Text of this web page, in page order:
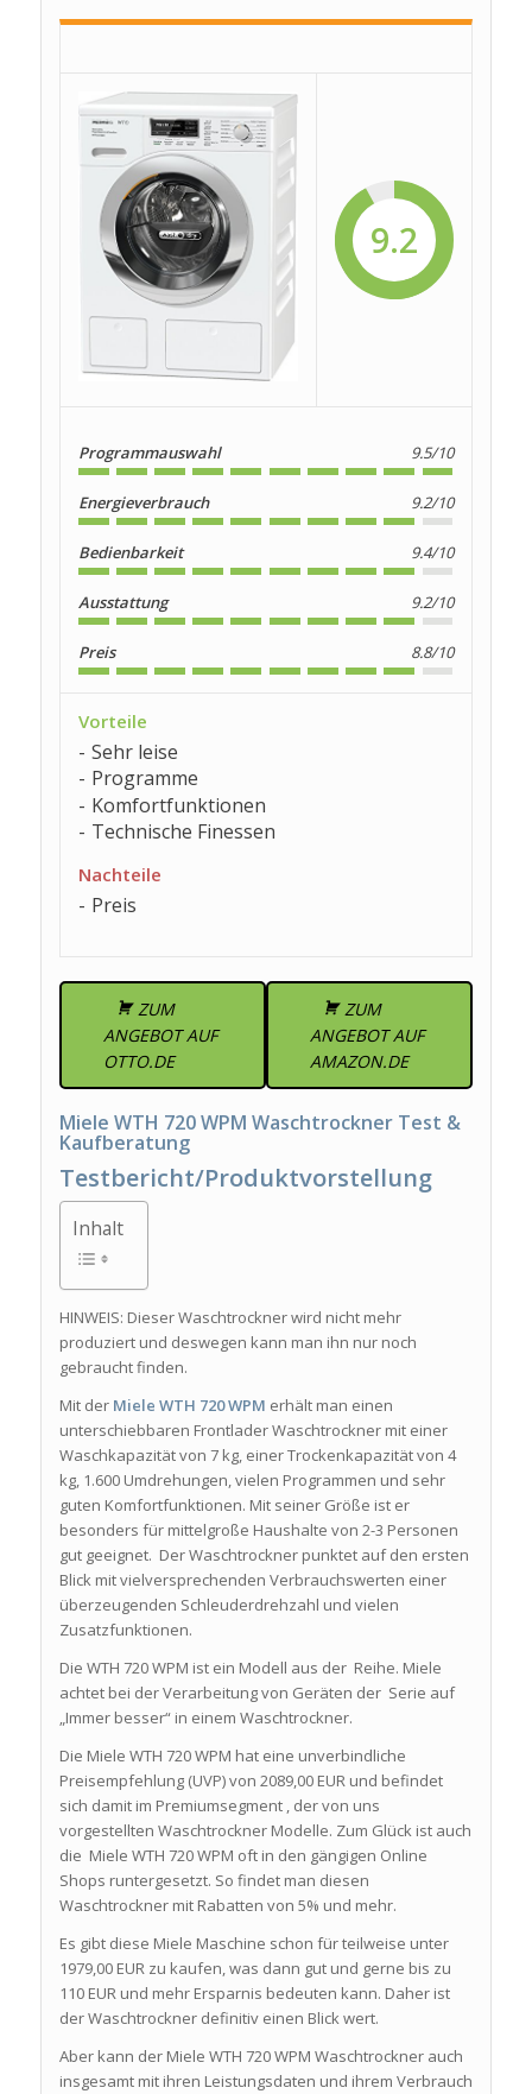
9.2
Programmauswahl 9.5/10
Energieverbrauch 9.2/10
Bedienbarkeit 9.4/10
Ausstattung 9.2/10
Preis 8.8/10
Vorteile
Sehr leise
Programme
Komfortfunktionen
Technische Finessen
Nachteile
Preis
ZUM
ANGEBOT AUF
OTTO.DE
ZUM
ANGEBOT AUF
AMAZON.DE
Miele WTH 720 WPM Waschtrockner Test &
Kaufberatung
Testbericht/Produktvorstellung
Inhalt
HINWEIS: Dieser Waschtrockner wird nicht mehr
produziert und deswegen kann man ihn nur noch
gebraucht finden.
Mit der Miele WTH 720 WPM erhält man einen
unterschiebbaren Frontlader Waschtrockner mit einer
Waschkapazität von 7 kg, einer Trockenkapazität von 4
kg, 1.600 Umdrehungen, vielen Programmen und sehr
guten Komfortfunktionen. Mit seiner Größe ist er
besonders für mittelgroße Haushalte von 2-3 Personen
gut geeignet. Der Waschtrockner punktet auf den ersten
Blick mit vielversprechenden Verbrauchswerten einer
überzeugenden Schleuderdrehzahl und vielen
Zusatzfunktionen.
Die WTH 720 WPM ist ein Modell aus der Reihe. Miele
achtet bei der Verarbeitung von Geräten der Serie auf
„Immer besser“ in einem Waschtrockner.
Die Miele WTH 720 WPM hat eine unverbindliche
Preisempfehlung (UVP) von 2089,00 EUR und befindet
sich damit im Premiumsegment , der von uns
vorgestellten Waschtrockner Modelle. Zum Glück ist auch
die Miele WTH 720 WPM oft in den gängigen Online
Shops runtergesetzt. So findet man diesen
Waschtrockner mit Rabatten von 5% und mehr.
Es gibt diese Miele Maschine schon für teilweise unter
1979,00 EUR zu kaufen, was dann gut und gerne bis zu
110 EUR und mehr Ersparnis bedeuten kann. Daher ist
der Waschtrockner definitiv einen Blick wert.
Aber kann der Miele WTH 720 WPM Waschtrockner auch
insgesamt mit ihren Leistungsdaten und ihrem Verbrauch